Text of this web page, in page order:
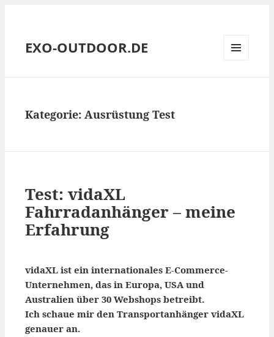
EXO-OUTDOOR.DE
Kategorie:Ausrüstung Test
Test: vidaXL
Fahrradanhänger – meine
Erfahrung
vidaXL ist ein internationales E-Commerce-
Unternehmen, das in Europa, USA und
Australien über 30 Webshops betreibt.
Ich schaue mir den Transportanhänger vidaXL
genauer an.